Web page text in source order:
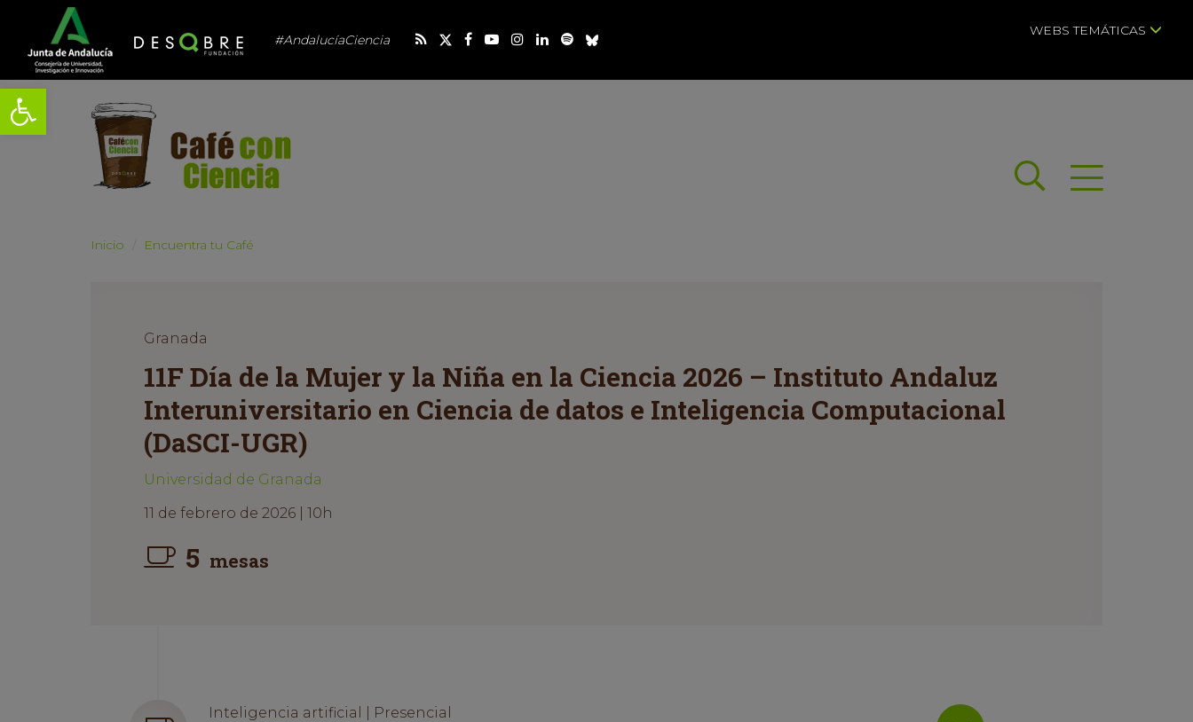
Abrir barra de herramientas
#AndalucíaCiencia
WEBS TEMÁTICAS
BuscarAbrir menú
Inicio Encuentra tu Café
Granada
11F Día de la Mujer y la Niña en la Ciencia 2026 – Instituto Andaluz
Interuniversitario en Ciencia de datos e Inteligencia Computacional
(DaSCI-UGR)
Universidad de Granada
11 de febrero de 2026 | 10h
5 mesas
Inteligencia artificial | Presencial